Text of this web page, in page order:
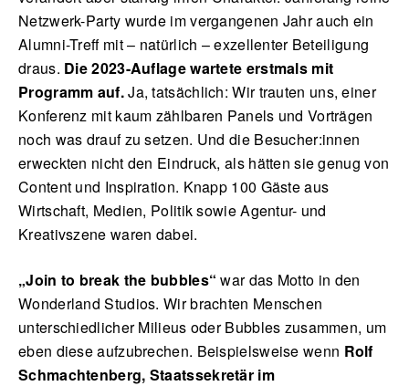
Netzwerk-Party wurde im vergangenen Jahr auch ein
Alumni-Treff mit – natürlich – exzellenter Beteiligung
draus. Die 2023-Auflage wartete erstmals mit
Programm auf.Ja, tatsächlich: Wir trauten uns, einer
Konferenz mit kaum zählbaren Panels und Vorträgen
noch was drauf zu setzen. Und die Besucher:innen
erweckten nicht den Eindruck, als hätten sie genug von
Content und Inspiration. Knapp 100 Gäste aus
Wirtschaft, Medien, Politik sowie Agentur- und
Kreativszene waren dabei.
„Join to break the bubbles“ war das Motto in den
Wonderland Studios. Wir brachten Menschen
unterschiedlicher Milieus oder Bubbles zusammen, um
eben diese aufzubrechen. Beispielsweise wenn Rolf
Schmachtenberg, Staatssekretär im